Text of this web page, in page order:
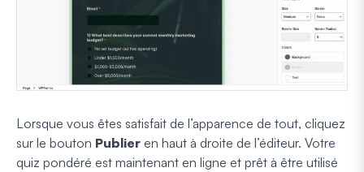
Lorsque vous êtes satisfait de l’apparence de tout, cliquez
sur le bouton Publier en haut à droite de l’éditeur. Votre
quiz pondéré est maintenant en ligne et prêt à être utilisé